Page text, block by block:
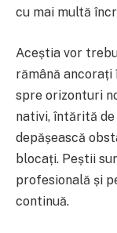
cu mai multă
Aceștia vor
rămână
spre orizonturi
nativi, întărită de
depășească
blocați. Peștii
profesională și
continuă.